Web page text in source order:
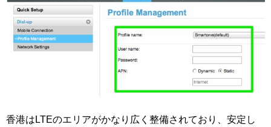
香港はLTEのエリアがかなり広く整備されており、安定し